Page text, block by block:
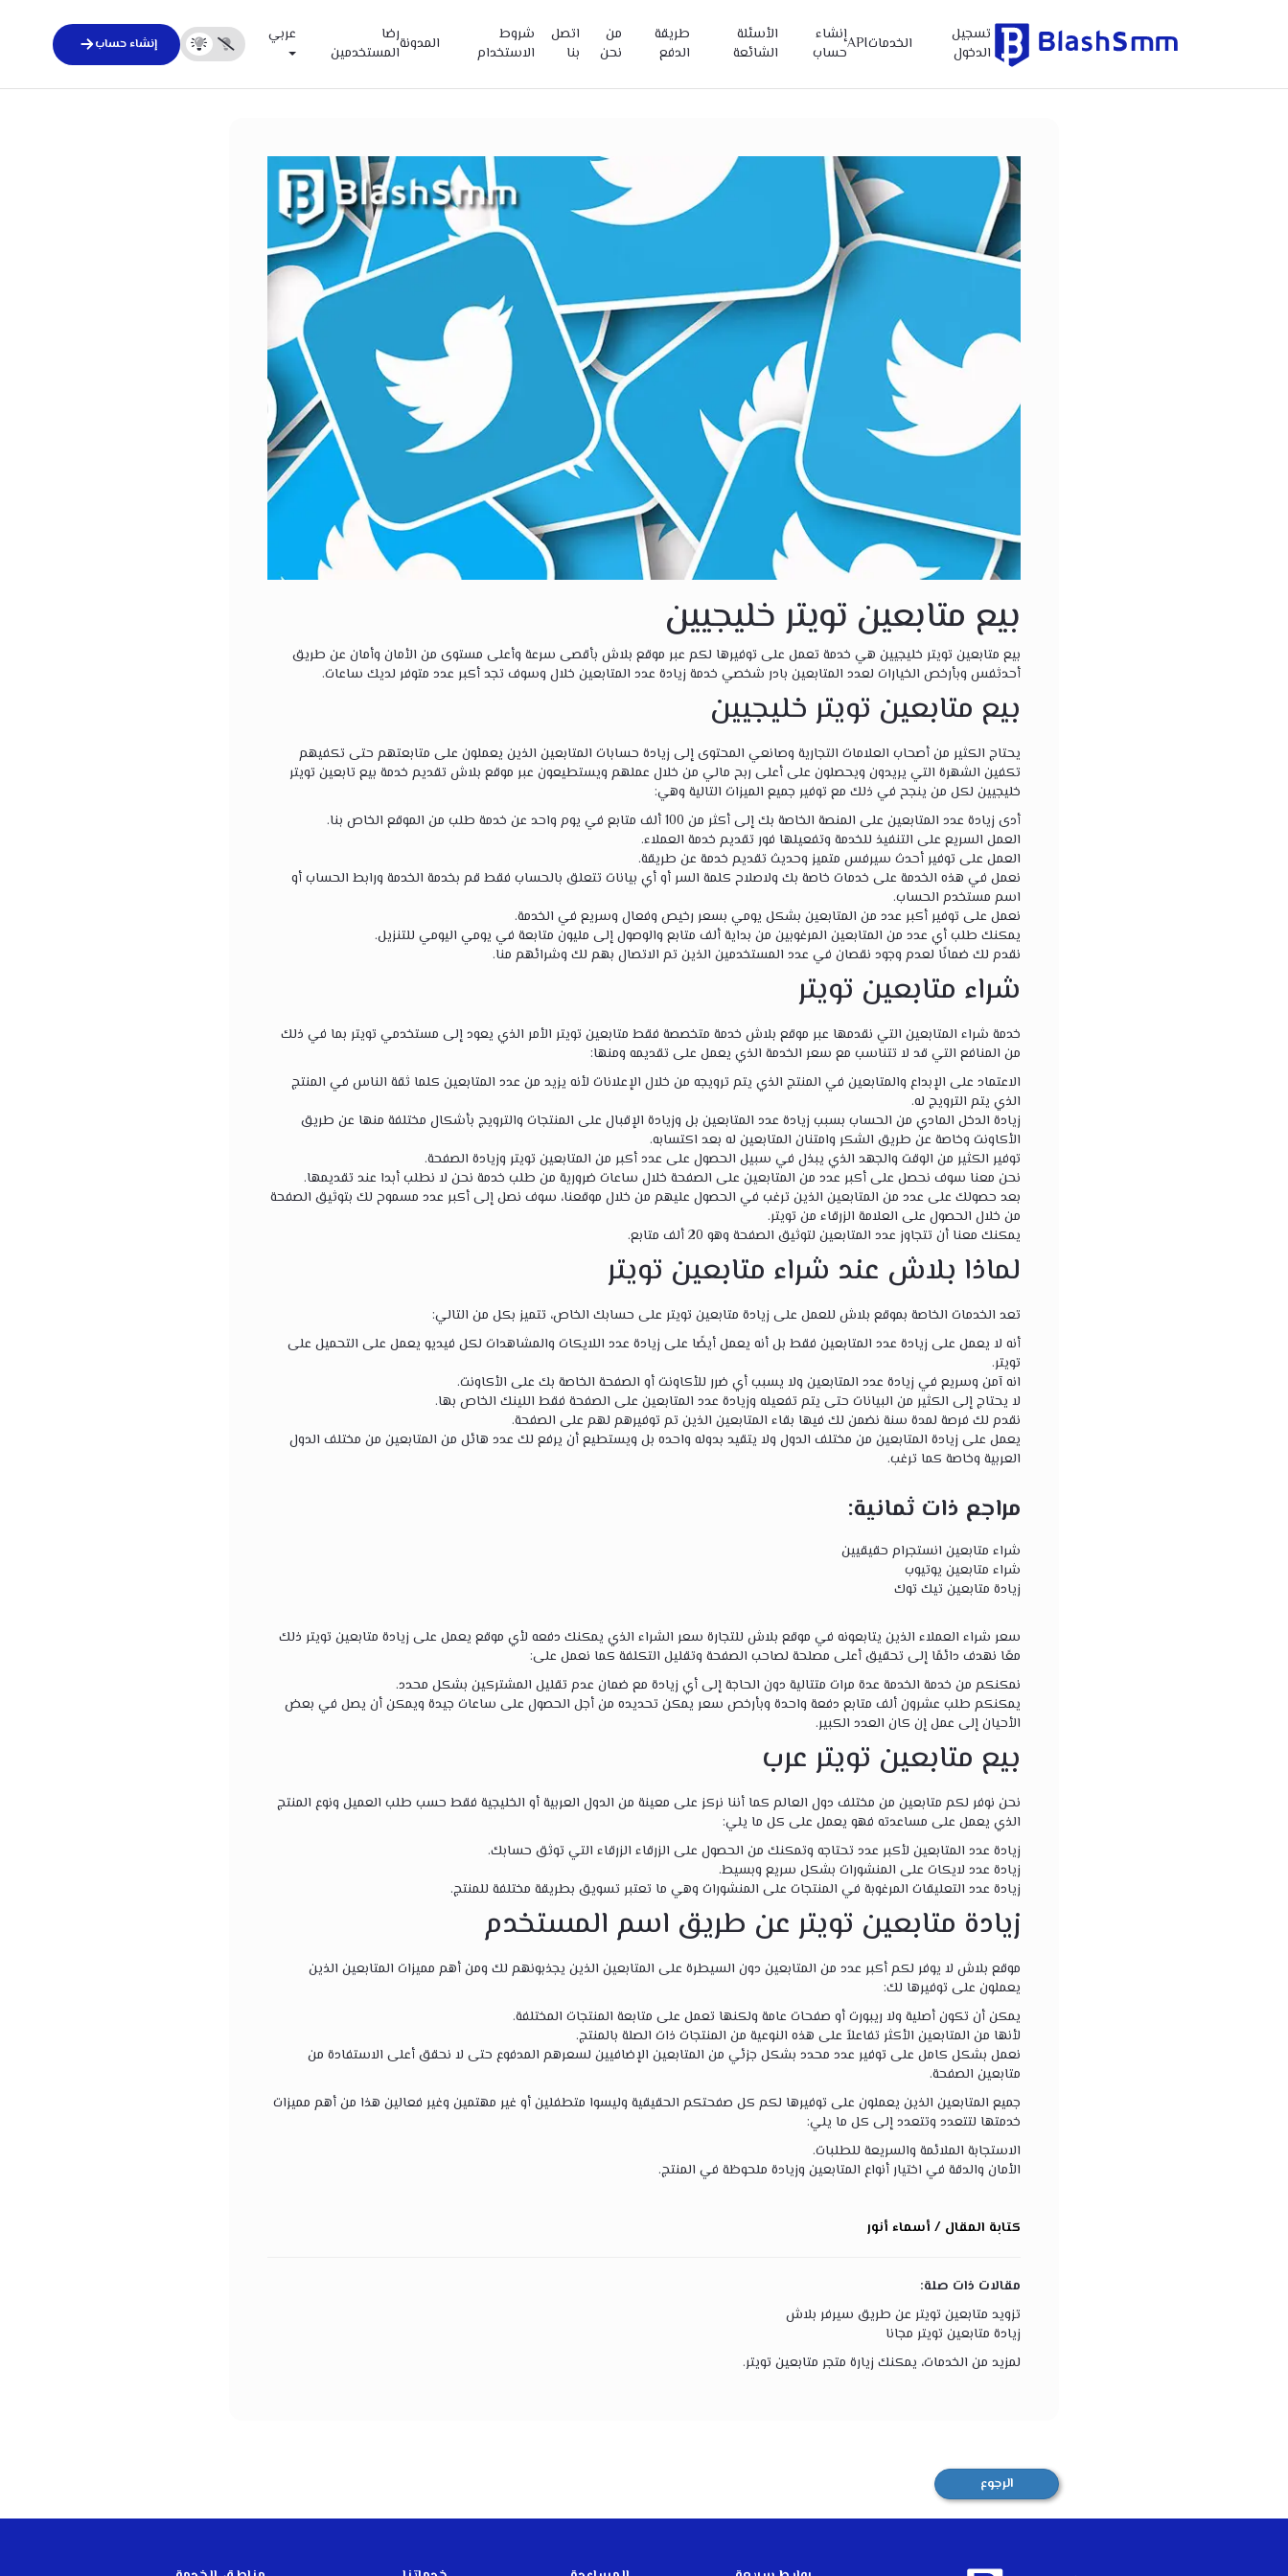
تسجيل
الدخول
الخدماتAPIإنشاء
حساب
الأسئلة
الشائعة
طريقة
الدفع
من
نحن
اتصل
بنا
شروط
الاستخدام
المدونةرضا
المستخدمين
عربي إنشاء حساب
بيع متابعين تويتر خليجيين
بيع متابعين تويتر خليجيين هي خدمة تعمل على توفيرها لكم عبر موقع بلاش بأقصى سرعة وأعلى مستوى من الأمان وأمان عن طريق
أحدثفس وبأرخص الخيارات لعدد المتابعين بادر شخصي خدمة زيادة عدد المتابعين خلال وسوف تجد أكبر عدد متوفر لديك ساعات.
بيع متابعين تويتر خليجيين
يحتاج الكثير من أصحاب العلامات التجارية وصانعي المحتوى إلى زيادة حسابات المتابعين الذين يعملون على متابعتهم حتى تكفيهم
تكفين الشهرة التي يريدون ويحصلون على أعلى ربح مالي من خلال عملهم ويستطيعون عبر موقع بلاش تقديم خدمة بيع تابعين تويتر
خليجيين لكل من ينجح في ذلك مع توفير جميع الميزات التالية وهي:
أدى زيادة عدد المتابعين على المنصة الخاصة بك إلى أكثر من 100 ألف متابع في يوم واحد عن خدمة طلب من الموقع الخاص بنا.
العمل السريع على التنفيذ للخدمة وتفعيلها فور تقديم خدمة العملاء.
العمل على توفير أحدث سيرفس متميز وحديث تقديم خدمة عن طريقة.
نعمل في هذه الخدمة على خدمات خاصة بك ولاصلاح كلمة السر أو أي بيانات تتعلق بالحساب فقط قم بخدمة الخدمة ورابط الحساب أو
اسم مستخدم الحساب.
نعمل على توفير أكبر عدد من المتابعين بشكل يومي بسعر رخيص وفعال وسريع في الخدمة.
يمكنك طلب أي عدد من المتابعين المرغوبين من بداية ألف متابع والوصول إلى مليون متابعة في يومي اليومي للتنزيل.
نقدم لك ضمانًا لعدم وجود نقصان في عدد المستخدمين الذين تم الاتصال بهم لك وشرائهم منا.
شراء متابعين تويتر
خدمة شراء المتابعين التي نقدمها عبر موقع بلاش خدمة متخصصة فقط متابعين تويتر الأمر الذي يعود إلى مستخدمي تويتر بما في ذلك
من المنافع التي قد لا تتناسب مع سعر الخدمة الذي يعمل على تقديمه ومنها:
الاعتماد على الإبداع والمتابعين في المنتج الذي يتم ترويجه من خلال الإعلانات لأنه يزيد من عدد المتابعين كلما ثقة الناس في المنتج
الذي يتم الترويج له.
زيادة الدخل المادي من الحساب بسبب زيادة عدد المتابعين بل وزيادة الإقبال على المنتجات والترويج بأشكال مختلفة منها عن طريق
الأكاونت وخاصة عن طريق الشكر وامتنان المتابعين له بعد اكتسابه.
توفير الكثير من الوقت والجهد الذي يبذل في سبيل الحصول على عدد أكبر من المتابعين تويتر وزيادة الصفحة.
نحن معنا سوف نحصل على أكبر عدد من المتابعين على الصفحة خلال ساعات ضرورية من طلب خدمة نحن لا نطلب أبدا عند تقديمها.
بعد حصولك على عدد من المتابعين الذين ترغب في الحصول عليهم من خلال موقعنا، سوف نصل إلى أكبر عدد مسموح لك بتوثيق الصفحة
من خلال الحصول على العلامة الزرقاء من تويتر.
يمكنك معنا أن تتجاوز عدد المتابعين لتوثيق الصفحة وهو 20 ألف متابع.
لماذا بلاش عند شراء متابعين تويتر
تعد الخدمات الخاصة بموقع بلاش للعمل على زيادة متابعين تويتر على حسابك الخاص، تتميز بكل من التالي:
أنه لا يعمل على زيادة عدد المتابعين فقط بل أنه يعمل أيضًا على زيادة عدد اللايكات والمشاهدات لكل فيديو يعمل على التحميل على
تويتر.
انه آمن وسريع في زيادة عدد المتابعين ولا يسبب أي ضرر للأكاونت أو الصفحة الخاصة بك على الأكاونت.
لا يحتاج إلى الكثير من البيانات حتى يتم تفعيله وزيادة عدد المتابعين على الصفحة فقط اللينك الخاص بها.
نقدم لك فرصة لمدة سنة نضمن لك فيها بقاء المتابعين الذين تم توفيرهم لهم على الصفحة.
يعمل على زيادة المتابعين من مختلف الدول ولا يتقيد بدوله واحده بل ويستطيع أن يرفع لك عدد هائل من المتابعين من مختلف الدول
العربية وخاصة كما ترغب.
مراجع ذات ثمانية:
شراء متابعين انستجرام حقيقيين
شراء متابعين يوتيوب
زيادة متابعين تيك توك
سعر شراء العملاء الذين يتابعونه في موقع بلاش للتجارة سعر الشراء الذي يمكنك دفعه لأي موقع يعمل على زيادة متابعين تويتر ذلك
معًا نهدف دائمًا إلى تحقيق أعلى مصلحة لصاحب الصفحة وتقليل التكلفة كما نعمل على:
نمكنكم من خدمة الخدمة عدة مرات متتالية دون الحاجة إلى أي زيادة مع ضمان عدم تقليل المشتركين بشكل محدد.
يمكنكم طلب عشرون ألف متابع دفعة واحدة وبأرخص سعر يمكن تحديده من أجل الحصول على ساعات جيدة ويمكن أن يصل في بعض
الأحيان إلى عمل إن كان العدد الكبير.
بيع متابعين تويتر عرب
نحن نوفر لكم متابعين من مختلف دول العالم كما أننا نركز على معينة من الدول العربية أو الخليجية فقط حسب طلب العميل ونوع المنتج
الذي يعمل على مساعدته فهو يعمل على كل ما يلي:
زيادة عدد المتابعين لأكبر عدد تحتاجه وتمكنك من الحصول على الزرقاء الزرقاء التي توثق حسابك.
زيادة عدد لايكات على المنشورات بشكل سريع وبسيط.
زيادة عدد التعليقات المرغوبة في المنتجات على المنشورات وهي ما تعتبر تسويق بطريقة مختلفة للمنتج.
زيادة متابعين تويتر عن طريق اسم المستخدم
موقع بلاش لا يوفر لكم أكبر عدد من المتابعين دون السيطرة على المتابعين الذين يجذبونهم لك ومن أهم مميزات المتابعين الذين
يعملون على توفيرها لك:
يمكن أن تكون أصلية ولا ريبورت أو صفحات عامة ولكنها تعمل على متابعة المنتجات المختلفة.
لأنها من المتابعين الأكثر تفاعلاً على هذه النوعية من المنتجات ذات الصلة بالمنتج.
نعمل بشكل كامل على توفير عدد محدد بشكل جزئي من المتابعين الإضافيين لسعرهم المدفوع حتى لا نحقق أعلى الاستفادة من
متابعين الصفحة.
جميع المتابعين الذين يعملون على توفيرها لكم كل صفحتكم الحقيقية وليسوا متطفلين أو غير مهتمين وغير فعالين هذا من أهم مميزات
خدمتها لتتعدد وتتعدد إلى كل ما يلي:
الاستجابة الملائمة والسريعة للطلبات.
الأمان والدقة في اختيار أنواع المتابعين وزيادة ملحوظة في المنتج.
كتابة المقال / أسماء أنور
مقالات ذات صلة:
تزويد متابعين تويتر عن طريق سيرفر بلاش
زيادة متابعين تويتر مجانا
لمزيد من الخدمات، يمكنك زيارة متجر متابعين تويتر.
الرجوع